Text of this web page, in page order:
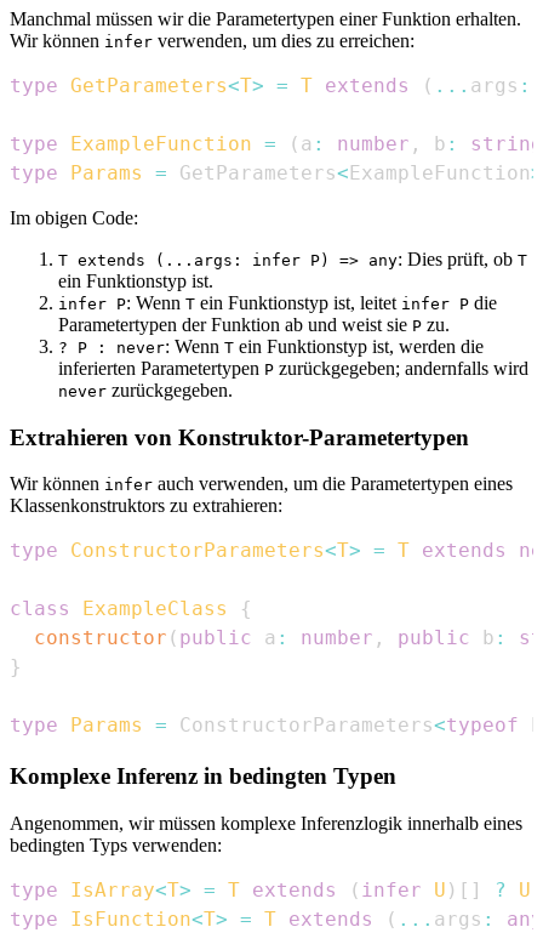
Manchmal müssen wir die Parametertypen einer Funktion erhalten.
Wir können infer verwenden, um dies zu erreichen:
type GetParameters<T> = T extends ( ... args :
type ExampleFunction = ( a : number , b :
string
type
Params = GetParameters<ExampleFunction>
Im obigen Code:
T extends (...args: infer P) => any: Dies prüft, ob T
ein Funktionstyp ist.
infer P: Wenn T ein Funktionstyp ist, leitet infer P die
Parametertypen der Funktion ab und weist sie P zu.
? P : never: Wenn T ein Funktionstyp ist, werden die
inferierten Parametertypen P zurückgegeben; andernfalls wird
never zurückgegeben.
Extrahieren von Konstruktor-Parametertypen
Wir können infer auch verwenden, um die Parametertypen eines
Klassenkonstruktors zu extrahieren:
type ConstructorParameters<T> = T extends
class ExampleClass
{
constructor ( public a : number , public b :
}
type Params = ConstructorParameters<typeof
Komplexe Inferenz in bedingten Typen
Angenommen, wir müssen komplexe Inferenzlogik innerhalb eines
bedingten Typs verwenden:
type IsArray<T> = T extends ( infer U ) [ ] ?
U
type
IsFunction<T> = T extends ( ... args : any